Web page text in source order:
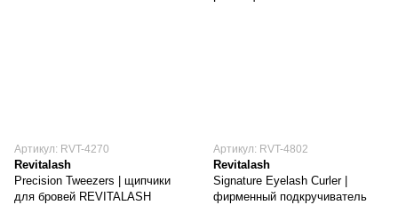
Артикул: RVT-4270
Revitalash
Precision Tweezers | щипчики
для бровей REVITALASH
Артикул: RVT-4802
Revitalash
Signature Eyelash Curler |
фирменный подкручиватель